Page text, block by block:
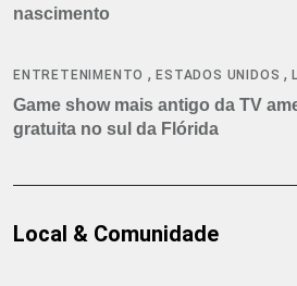
nascimento
ENTRETENIMENTO ,ESTADOS UNIDOS ,
Game show mais antigo da TV
gratuita no sul da Flórida
Local & Comunidade